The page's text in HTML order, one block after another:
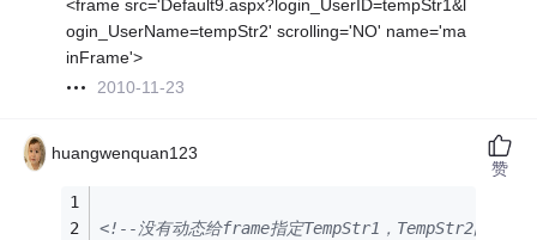
<frame src='Default9.aspx?login_UserID=tempStr1&l
ogin_UserName=tempStr2' scrolling='NO' name='ma
inFrame'>
2010-11-23
huangwenquan123
<!--没有动态给frame指定TempStr1，TempStr2的值，
赞